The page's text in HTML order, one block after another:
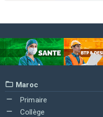
Maroc
Primaire
Collège